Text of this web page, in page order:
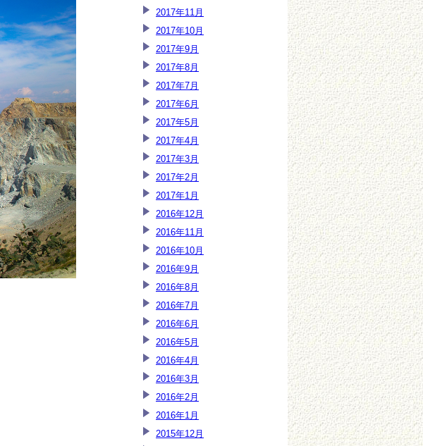
2017年11月
2017年10月
2017年9月
2017年8月
2017年7月
2017年6月
2017年5月
2017年4月
2017年3月
2017年2月
2017年1月
2016年12月
2016年11月
2016年10月
2016年9月
2016年8月
2016年7月
2016年6月
2016年5月
2016年4月
2016年3月
2016年2月
2016年1月
2015年12月